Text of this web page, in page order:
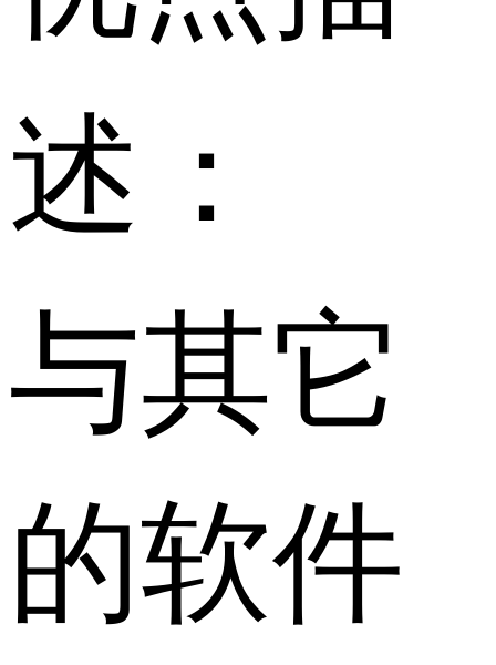
述：
与其它
的软件